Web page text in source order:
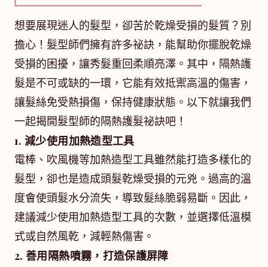
想要展現迷人的髮型，卻苦於乾燥受損的髮質？別
擔心！髮型師們擁有許多祕訣，能幫助你擺脫乾燥
受損的困擾，讓秀髮重回柔順亮澤。其中，隔熱護
髮是不可或缺的一環，它能有效抵禦高溫的傷害，
讓髮絲免受熱損傷，保持健康狀態。以下就讓我們
一起揭開髮型師的隔熱護髮祕訣吧！
1. 減少使用加熱造型工具
電棒、吹風機等加熱造型工具雖然能打造多樣化的
髮型，卻也是造成頭髮乾燥受損的元兇。過高的溫
度會使頭髮水分流失，導致髮絲脆弱易斷。因此，
建議減少使用加熱造型工具的次數，並選擇低溫模
式或自然風乾，減輕熱傷害。
2. 善用隔熱噴霧，打造保護屏障